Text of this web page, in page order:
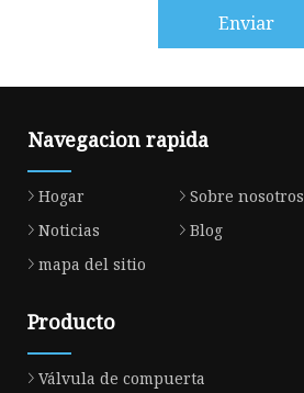
Enviar
Navegacion rapida
Hogar Sobre nosotros
Noticias
Blog
mapa del sitio
Producto
Válvula de compuerta